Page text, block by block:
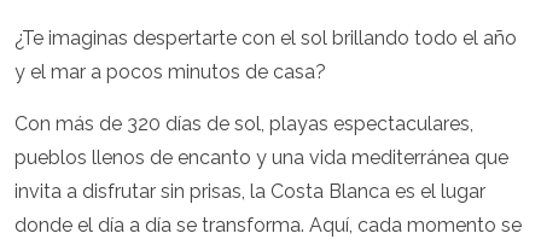
¿Te imaginas despertarte con el sol brillando todo el año
y el mar a pocos minutos de casa?
Con más de 320 días de sol, playas espectaculares,
pueblos llenos de encanto y una vida mediterránea que
invita a disfrutar sin prisas, la Costa Blanca es el lugar
donde el día a día se transforma. Aquí, cada momento se